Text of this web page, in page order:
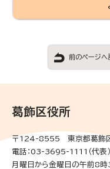
前のページへ
葛飾区役所
〒124-8555 東京都葛飾
電話：03-3695-1111（代表）
月曜日から金曜日の午前8